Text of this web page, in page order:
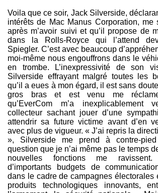
Voila que ce soir, Jack Silverside,
intérêts de Mac Manus Corporation, me
après m’avoir suivi et qu’il propose de
dans la Rolls-Royce qui l’attend
Spiegler. C’est avec beaucoup
moi-même nous engouffrons dans le
en trombe. L’inexpressivité de son
Silverside effrayant malgré toutes les
qu’il a eues à mon égard, il est sans
gros bras et est venu me
qu’EverCom m’a inexplicablement
collecteur sachant jouer d’une
attendrir sa future victime avant d’en
avec plus de vigueur. « J’ai repris la
», Silverside me prend à contre-
question que je n’ai même pas le temps
nouvelles fonctions me
d’importants budgets de
dans le cadre de campagnes électorales
produits technologiques innovants,